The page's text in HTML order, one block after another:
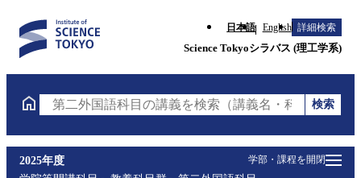
日本語 English 詳細検索
Science Tokyoシラバス (理工学系)
第二外国語科目の講義を検索（講義名・科目コード・
検索
学部・課程を開閉
2025年度